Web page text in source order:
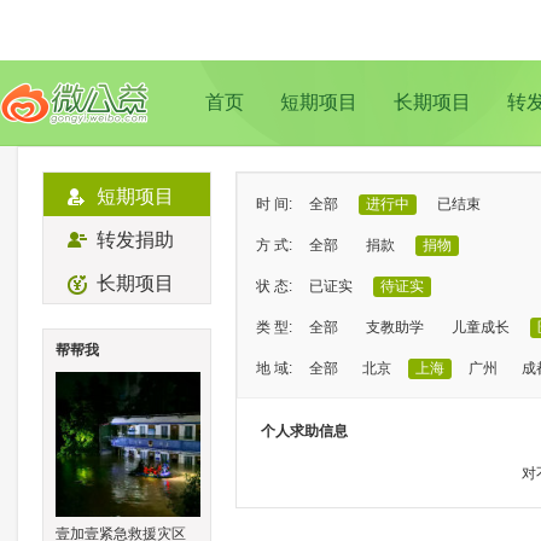
首页 短期项目 长期项目 转
短期项目
转发捐助
长期项目
帮帮我
壹加壹紧急救援灾区
时 间: 全部 进行中 已结束
方 式: 全部 捐款 捐物
状 态: 已证实 待证实
类 型: 全部 支教助学 儿童成长
地 域: 全部 北京 上海 广州 成
个人求助信息
对